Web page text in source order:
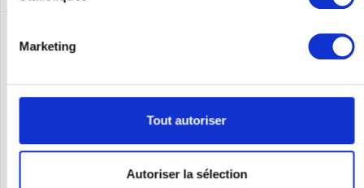
Marketing
Tout autoriser
Autoriser la sélection